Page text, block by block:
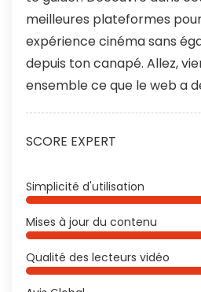
meilleures plateformes
expérience cinéma sans
depuis ton canapé. Allez,
ensemble ce que le web a
SCORE EXPERT
Simplicité d'utilisation
Mises à jour du contenu
Qualité des lecteurs vidéo